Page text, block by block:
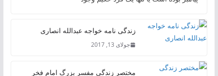
زندگی نامه خواجه عبدالله انصاری
جولای 13, 2017
مختصر زندگی مفسر بزرگ امام فخر